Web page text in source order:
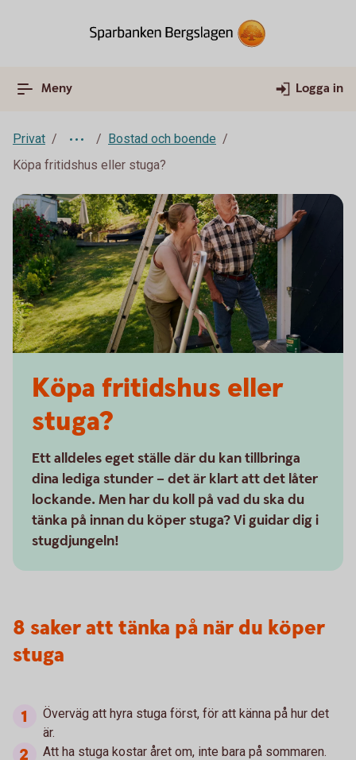
Meny Logga in
Privat
Bostad och boende
Köpa fritidshus eller stuga?
Köpa fritidshus eller
stuga?
Ett alldeles eget ställe där du kan tillbringa
dina lediga stunder – det är klart att det låter
lockande. Men har du koll på vad du ska du
tänka på innan du köper stuga? Vi guidar dig i
stugdjungeln!
8 saker att tänka på när du köper
stuga
Överväg att hyra stuga först, för att känna på hur det
är.
Att ha stuga kostar året om, inte bara på sommaren.